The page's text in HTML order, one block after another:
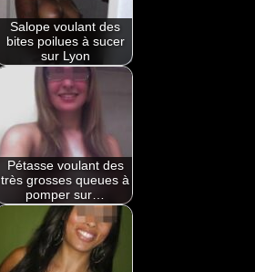
Salope voulant des
bites poilues à sucer
sur Lyon
Pétasse voulant des
très grosses queues à
pomper sur…